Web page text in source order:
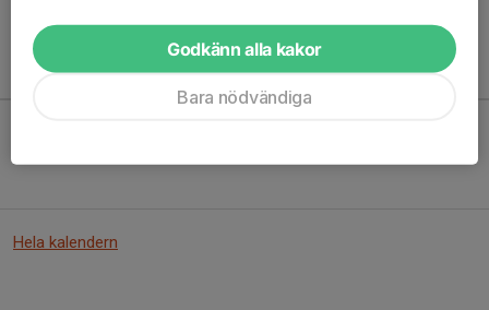
Kommande aktiviteter
Hela kalendern
Godkänn alla kakor
Bara nödvändiga